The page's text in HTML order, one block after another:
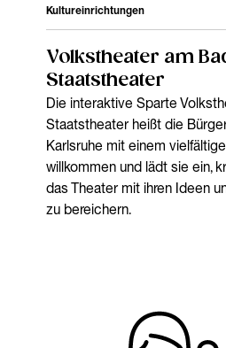
Kultureinrichtungen
Volkstheater am
Staatstheater
Die interaktive Sparte
Staatstheater heißt die
Karlsruhe mit einem
willkommen und lädt sie ein,
das Theater mit ihren Ideen
zu bereichern.